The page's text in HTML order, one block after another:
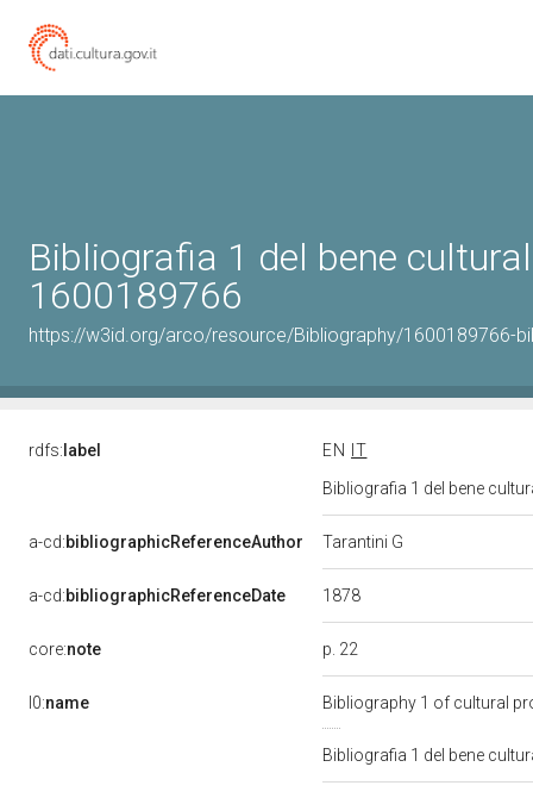
Bibliografia 1 del bene
1600189766
https://w3id.org/arco/resource/Bibliography/1600189766-
rdfs: label EN
IT
Bibliografia 1 del bene
a-cd:bibliographicReferenceAuthor Tarantini G
a-cd:bibliographicReferenceDate 1878
core:note p. 22
l0:name Bibliography 1 of cultural
Bibliografia 1 del bene